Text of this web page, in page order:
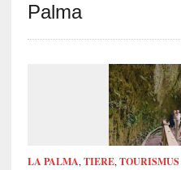
Palma
LA PALMA,TIERE,TOURISMUS